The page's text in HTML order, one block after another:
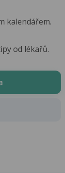
kalendářem.
od lékařů.